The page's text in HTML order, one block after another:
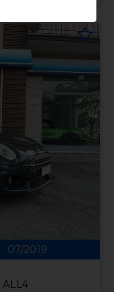
07/2019
ALL4